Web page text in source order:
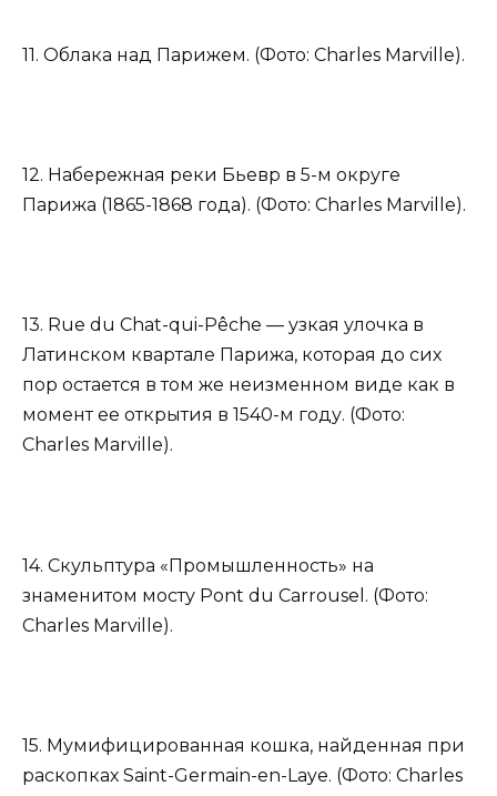
11. Облака над Парижем. (Фото: Charles Marville).
12. Набережная реки Бьевр в 5-м округе
Парижа (1865-1868 года). (Фото: Charles Marville).
13. Rue du Chat-qui-Pêche — узкая улочка в
Латинском квартале Парижа, которая до сих
пор остается в том же неизменном виде как в
момент ее открытия в 1540-м году. (Фото:
Charles Marville).
14. Скульптура «Промышленность» на
знаменитом мосту Pont du Carrousel. (Фото:
Charles Marville).
15. Мумифицированная кошка, найденная при
раскопках Saint-Germain-en-Laye. (Фото: Charles